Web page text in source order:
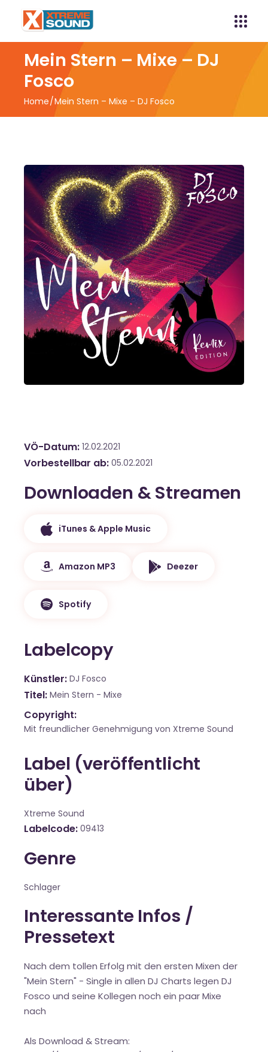
Mein Stern – Mixe – DJ
Fosco
Home Mein Stern – Mixe – DJ Fosco
VÖ-Datum 12.02.2021
Vorbestellbar ab 05.02.2021
Downloaden & Streamen
iTunes & Apple Music
Amazon MP3 Deezer
Spotify
Labelcopy
Künstler DJ Fosco
Titel Mein Stern - Mixe
Copyright:
Mit freundlicher Genehmigung von Xtreme Sound
Label (veröffentlicht
über)
Xtreme Sound
Labelcode 09413
Genre
Schlager
Interessante Infos /
Pressetext
Nach dem tollen Erfolg mit den ersten Mixen der
"Mein Stern" - Single in allen DJ Charts legen DJ
Fosco und seine Kollegen noch ein paar Mixe
nach
Als Download & Stream: